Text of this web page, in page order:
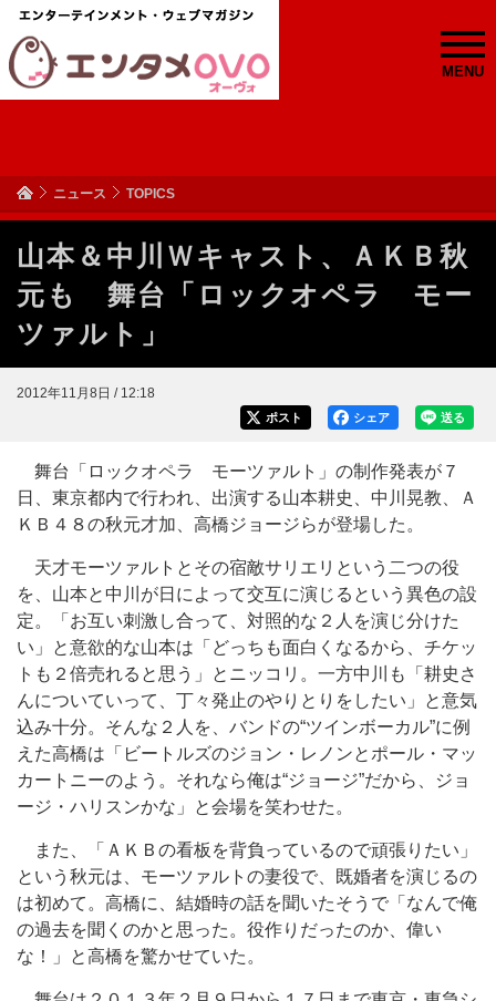
MENU
ニュース TOPICS
山本＆中川Ｗキャスト、ＡＫＢ秋
元も 舞台「ロックオペラ モー
ツァルト」
2012年11月8日 / 12:18
送る
シェア
ポスト
舞台「ロックオペラ モーツァルト」の制作発表が７
日、東京都内で行われ、出演する山本耕史、中川晃教、Ａ
ＫＢ４８の秋元才加、高橋ジョージらが登場した。
天才モーツァルトとその宿敵サリエリという二つの役
を、山本と中川が日によって交互に演じるという異色の設
定。「お互い刺激し合って、対照的な２人を演じ分けた
い」と意欲的な山本は「どっちも面白くなるから、チケッ
トも２倍売れると思う」とニッコリ。一方中川も「耕史さ
んについていって、丁々発止のやりとりをしたい」と意気
込み十分。そんな２人を、バンドの“ツインボーカル”に例
えた高橋は「ビートルズのジョン・レノンとポール・マッ
カートニーのよう。それなら俺は“ジョージ”だから、ジョ
ージ・ハリスンかな」と会場を笑わせた。
また、「ＡＫＢの看板を背負っているので頑張りたい」
という秋元は、モーツァルトの妻役で、既婚者を演じるの
は初めて。高橋に、結婚時の話を聞いたそうで「なんで俺
の過去を聞くのかと思った。役作りだったのか、偉い
な！」と高橋を驚かせていた。